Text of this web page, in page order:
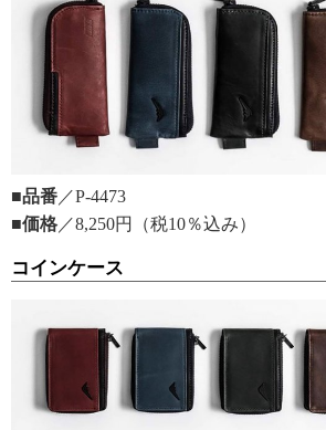
■品番 ／P-4473
■価格 ／8,250円（税10％込み）
コインケース